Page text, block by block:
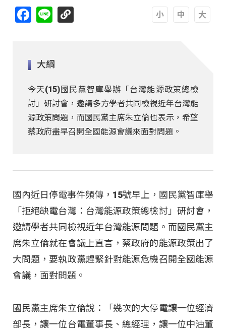
Facebook
Line
大綱
今天(15)國民黨智庫舉辦「台灣能源政策總檢
討」研討會，邀請多方學者共同檢視近年台灣能
源政策問題，而國民黨主席朱立倫也表示，希望
蔡政府盡早召開全國能源會議來面對問題。
國內近日停電事件頻傳，15號早上，國民黨智庫舉
「拒絕缺電台灣：台灣能源政策總檢討」研討會，
邀請學者共同檢視近年台灣能源問題。而國民黨主
席朱立倫就在會議上直言，蔡政府的能源政策出了
大問題，要執政黨趕緊針對能源危機召開全國能源
會議，面對問題。
國民黨主席朱立倫說：「幾次的大停電讓一位經濟
部長，讓一位台電董事長、總經理，讓一位中油董